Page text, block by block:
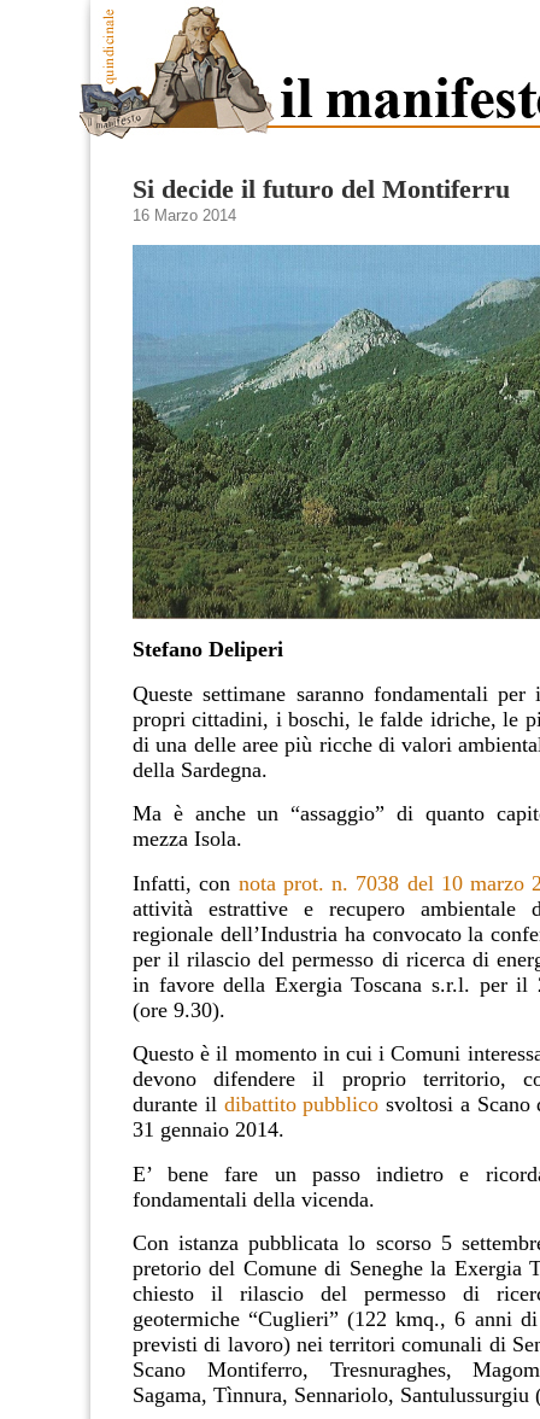
Si decide il futuro del Montiferru
16 Marzo 2014
Stefano Deliperi
Queste settimane saranno fondamentali
propri cittadini, i boschi, le falde idriche, le
di una delle aree più ricche di valori
della Sardegna.
Ma è anche un “assaggio” di quanto
mezza Isola.
Infatti, con nota prot. n. 7038 del 10 marzo
attività estrattive e recupero ambientale
regionale dell’Industria ha convocato la
per il rilascio del permesso di ricerca di
in favore della Exergia Toscana s.r.l. per il
(ore 9.30).
Questo è il momento in cui i Comuni
devono difendere il proprio territorio,
durante il dibattito pubblico svoltosi a
31 gennaio 2014.
E’ bene fare un passo indietro e
fondamentali della vicenda.
Con istanza pubblicata lo scorso 5
pretorio del Comune di Seneghe la Exergia
chiesto il rilascio del permesso di
geotermiche “Cuglieri” (122 kmq., 6 anni
previsti di lavoro) nei territori comunali di
Scano Montiferro, Tresnuraghes,
Sagama, Tìnnura, Sennariolo, Santulussurgiu